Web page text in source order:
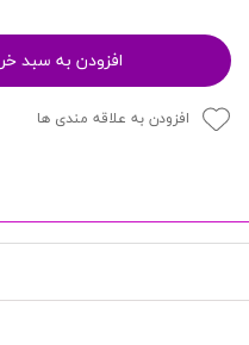
افزودن به سبد
افزودن به علاقه مندی ها